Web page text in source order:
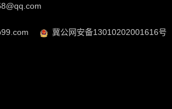
冀公网安备13010202001616号